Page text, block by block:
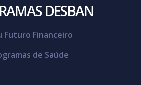
DESBAN
Futuro Financeiro
de Saúde